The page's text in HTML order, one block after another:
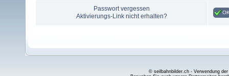
Passwort vergessen
Aktivierungs-Link nicht erhalten?
© seilbahnbilder.ch - Verwendung